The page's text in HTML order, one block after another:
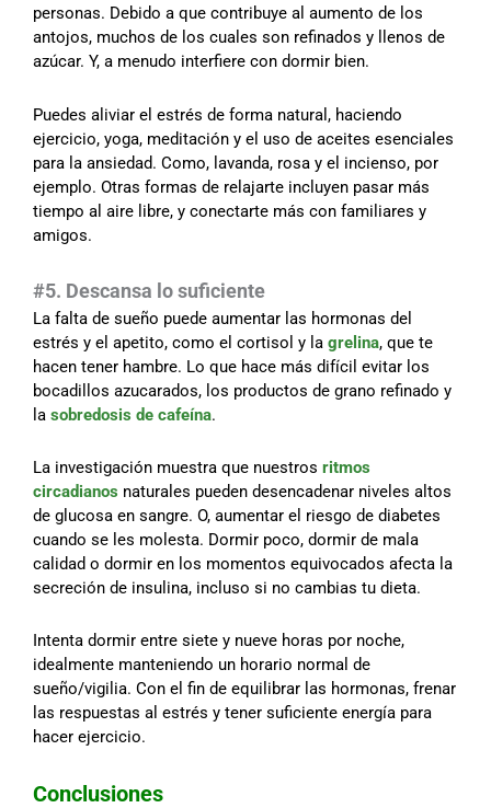
personas. Debido a que contribuye al aumento de los
antojos, muchos de los cuales son refinados y llenos de
azúcar. Y, a menudo interfiere con dormir bien.
Puedes aliviar el estrés de forma natural, haciendo
ejercicio, yoga, meditación y el uso de aceites esenciales
para la ansiedad. Como, lavanda, rosa y el incienso, por
ejemplo. Otras formas de relajarte incluyen pasar más
tiempo al aire libre, y conectarte más con familiares y
amigos.
#5. Descansa lo suficiente
La falta de sueño puede aumentar las hormonas del
estrés y el apetito, como el cortisol y la grelina, que te
hacen tener hambre. Lo que hace más difícil evitar los
bocadillos azucarados, los productos de grano refinado y
la sobredosis de cafeína.
La investigación muestra que nuestros ritmos
circadianos naturales pueden desencadenar niveles altos
de glucosa en sangre. O, aumentar el riesgo de diabetes
cuando se les molesta. Dormir poco, dormir de mala
calidad o dormir en los momentos equivocados afecta la
secreción de insulina, incluso si no cambias tu dieta.
Intenta dormir entre siete y nueve horas por noche,
idealmente manteniendo un horario normal de
sueño/vigilia. Con el fin de equilibrar las hormonas, frenar
las respuestas al estrés y tener suficiente energía para
hacer ejercicio.
Conclusiones